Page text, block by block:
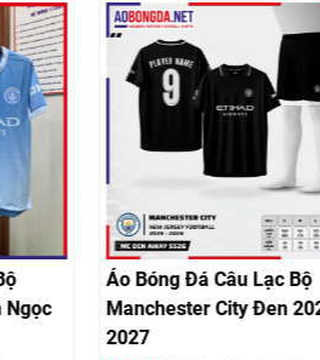
Áo Bóng Đá Câu Lạc Bộ
Manchester City Đen 2026-